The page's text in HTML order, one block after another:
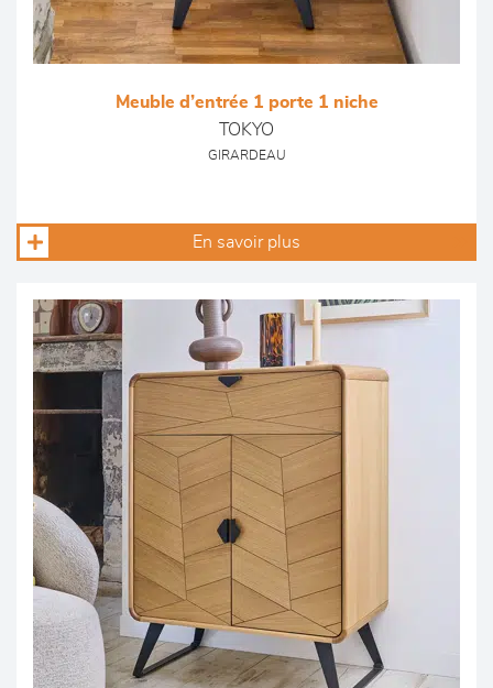
Meuble d’entrée 1 porte 1 niche
TOKYO
GIRARDEAU
En savoir plus